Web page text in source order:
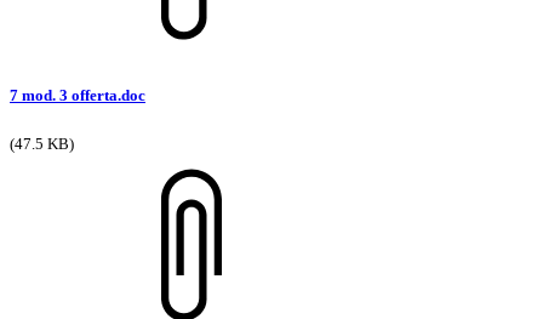
7 mod. 3 offerta.doc
(47.5 KB)